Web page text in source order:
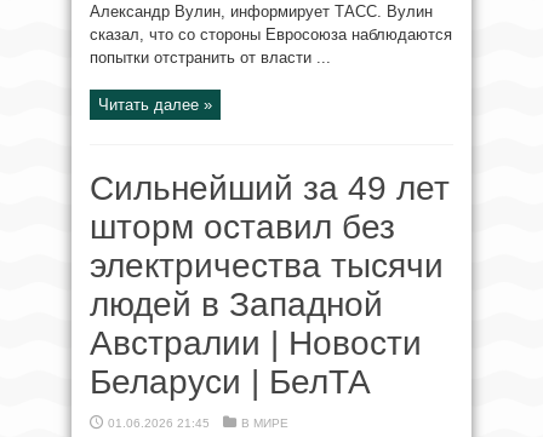
Александр Вулин, информирует ТАСС. Вулин
сказал, что со стороны Евросоюза наблюдаются
попытки отстранить от власти ...
Читать далее »
Сильнейший за 49 лет
шторм оставил без
электричества тысячи
людей в Западной
Австралии | Новости
Беларуси | БелТА
01.06.2026 21:45 В МИРЕ